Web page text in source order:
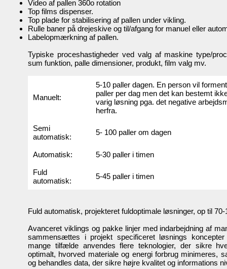
Video af pallen 360o rotation
Top films dispenser.
Top plade for stabilisering af pallen under vikling.
Rulle baner på drejeskive og til/afgang for manuel eller
Labelopmærkning af pallen.
Typiske proceshastigheder ved valg af maskine type/
sum funktion, palle dimensioner, produkt, film valg mv.
Manuelt:
5-10 paller dagen. En person vil
paller per dag men det kan bestemt
varig løsning pga. det negative
herfra.
Semi
automatisk:
5- 100 paller om dagen
Automatisk: 5-30 paller i timen
Fuld
automatisk:
5-45 paller i timen
Fuld automatisk, projekteret fuldoptimale løsninger, op til
Avanceret viklings og pakke linjer med indarbejdning af
sammensættes i projekt specificeret løsnings
mange tilfælde anvendes flere teknologier, der sikre
optimalt, hvorved materiale og energi forbrug minimeres,
og behandles data, der sikre højre kvalitet og informations